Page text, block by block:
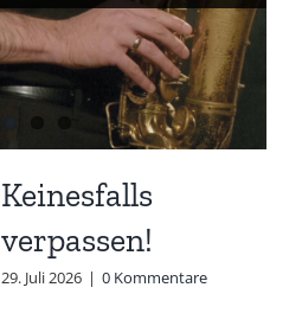
Keinesfalls
verpassen!
29. Juli 2026 | 0 Kommentare